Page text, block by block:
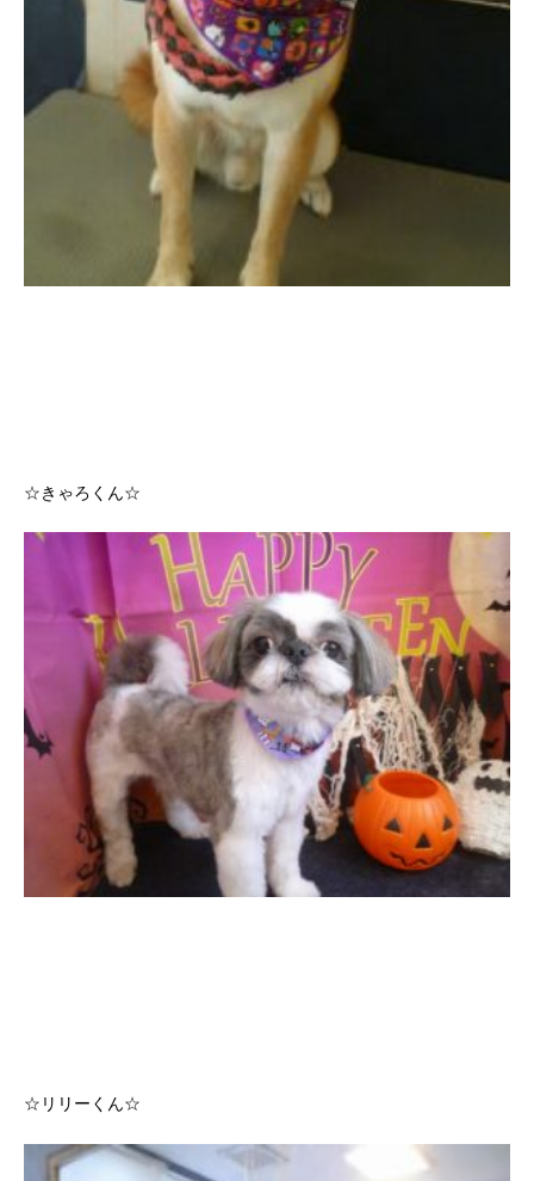
☆きゃろくん☆
☆リリーくん☆